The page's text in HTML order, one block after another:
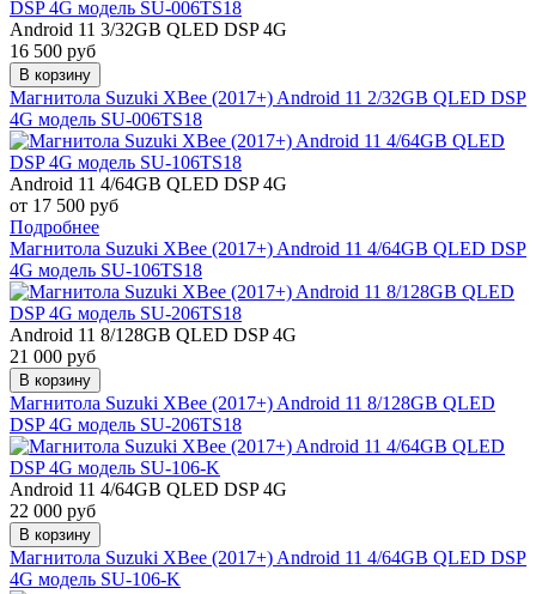
Android 11 3/32GB QLED DSP 4G
16 500 руб
В корзину
Магнитола Suzuki XBee (2017+) Android 11 2/32GB QLED DSP
4G модель SU-006TS18
Android 11 4/64GB QLED DSP 4G
от 17 500 руб
Подробнее
Магнитола Suzuki XBee (2017+) Android 11 4/64GB QLED DSP
4G модель SU-106TS18
Android 11 8/128GB QLED DSP 4G
21 000 руб
В корзину
Магнитола Suzuki XBee (2017+) Android 11 8/128GB QLED
DSP 4G модель SU-206TS18
Android 11 4/64GB QLED DSP 4G
22 000 руб
В корзину
Магнитола Suzuki XBee (2017+) Android 11 4/64GB QLED DSP
4G модель SU-106-K